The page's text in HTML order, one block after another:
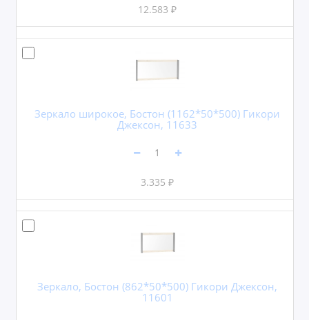
12.583 ₽
Зеркало широкое, Бостон (1162*50*500) Гикори
Джексон, 11633
3.335 ₽
Зеркало, Бостон (862*50*500) Гикори Джексон,
11601